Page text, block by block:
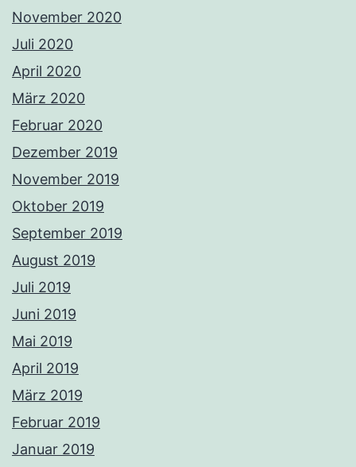
November 2020
Juli 2020
April 2020
März 2020
Februar 2020
Dezember 2019
November 2019
Oktober 2019
September 2019
August 2019
Juli 2019
Juni 2019
Mai 2019
April 2019
März 2019
Februar 2019
Januar 2019